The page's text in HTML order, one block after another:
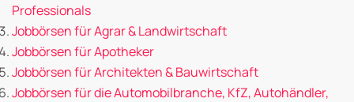
Professionals
Jobbörsen für Agrar & Landwirtschaft
Jobbörsen für Apotheker
Jobbörsen für Architekten & Bauwirtschaft
Jobbörsen für die Automobilbranche, KfZ, Autohändler,